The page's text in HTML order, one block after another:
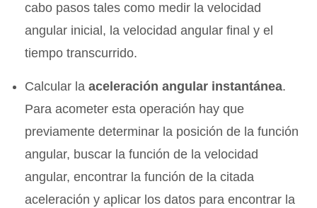
cabo pasos tales como medir la velocidad
angular inicial, la velocidad angular final y el
tiempo transcurrido.
Calcular la aceleración angular instantánea.
Para acometer esta operación hay que
previamente determinar la posición de la función
angular, buscar la función de la velocidad
angular, encontrar la función de la citada
aceleración y aplicar los datos para encontrar la